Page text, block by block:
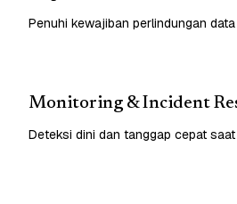
Penuhi kewajiban perlindungan
Monitoring & Incident
Deteksi dini dan tanggap cepat